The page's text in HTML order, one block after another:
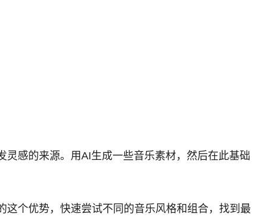
感的来源。用AI生成一些音乐素材，然后在此基础
个优势，快速尝试不同的音乐风格和组合，找到最